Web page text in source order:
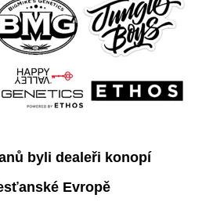
byli dealeři konopí
Evropě